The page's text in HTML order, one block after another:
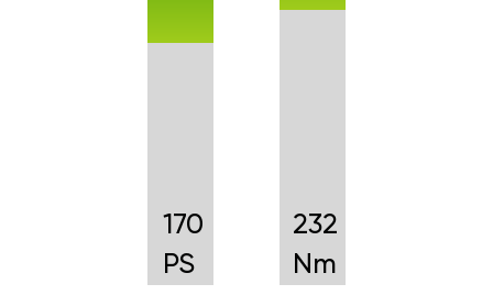
170
PS
232
Nm